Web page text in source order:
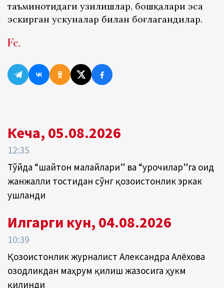
таъминотидаги узилишлар, бошқалари эса
эскирган ускуналар билан боғлагандилар.
Кеча, 05.08.2026
12:35
Тўйда “шайтон малайлари” ва “урғочилар”га оид
жанжалли тостидан сўнг қозоғистонлик эркак
ушланди
Илгарги кун, 04.08.2026
10:39
Қозоғистонлик журналист Александра Алёхова
озодликдан маҳрум қилиш жазосига ҳукм
қилинди